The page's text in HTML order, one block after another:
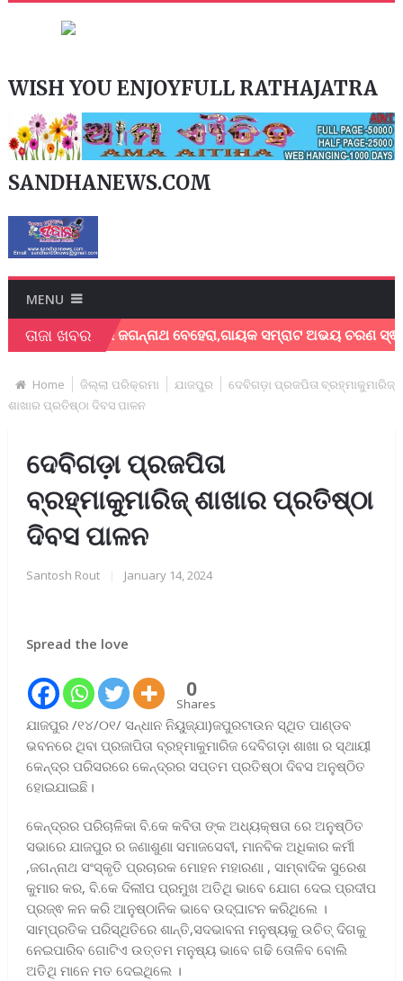
WISH YOU ENJOYFULL RATHAJATRA
SANDHANEWS.COM
MENU
ତାଜା ଖବର
ଶେଖର ଜଗନ୍ନାଥ ବେହେରା,ଗାୟକ ସମ୍ରାଟ ଅଭୟ ଚରଣ
Home ଜିଲ୍ଲା ପରିକ୍ରମା ଯାଜପୁର
ଦେବିଗଡ଼ା ପ୍ରଜପିତା ବ୍ରହ୍ମାକୁମାରିଜ୍
ଶାଖାର ପ୍ରତିଷ୍ଠା ଦିବସ ପାଳନ
ଦେବିଗଡ଼ା ପ୍ରଜପିତା
ବ୍ରହ୍ମାକୁମାରିଜ୍ ଶାଖାର ପ୍ରତିଷ୍ଠା
ଦିବସ ପାଳନ
Santosh Rout January 14, 2024
Spread the love
0
Shares
ଯାଜପୁର /୧୪/୦୧/ ସନ୍ଧାନ ନିୟୁଜ୍ଯା)ଜପୁରଟାଉନ ସ୍ଥିତ ପାଣ୍ଡବ
ଭବନରେ ଥିବା ପ୍ରଜାପିତା ବ୍ରହ୍ମାକୁମାରିଜ ଦେବିଗଡ଼ା ଶାଖା ର ସ୍ଥାୟୀ
କେନ୍ଦ୍ର ପରିସରରେ କେନ୍ଦ୍ରର ସପ୍ତମ ପ୍ରତିଷ୍ଠା ଦିବସ ଅନୁଷ୍ଠିତ
ହୋଇଯାଇଛି।
କେନ୍ଦ୍ରର ପରିଚାଳିକା ବି.କେ କବିତା ଙ୍କ ଅଧ୍ୟକ୍ଷତା ରେ ଅନୁଷ୍ଠିତ
ସଭାରେ ଯାଜପୁର ର ଜଣାଶୁଣା ସମାଜସେବୀ, ମାନବିକ ଅଧିକାର କର୍ମୀ
,ଜଗନ୍ନାଥ ସଂସ୍କୃତି ପ୍ରଚାରକ ମୋହନ ମହାରଣା , ସାମ୍ବାଦିକ ସୁରେଶ
କୁମାର କର, ବି.କେ ଦିଲୀପ ପ୍ରମୁଖ ଅତିଥି ଭାବେ ଯୋଗ ଦେଇ ପ୍ରଦୀପ
ପ୍ରଜ୍ଵ ଳନ କରି ଆନୁଷ୍ଠାନିକ ଭାବେ ଉଦ୍ଘାଟନ କରିଥିଲେ ।
ସାମ୍ପ୍ରତିକ ପରିସ୍ଥିତିରେ ଶାନ୍ତି,ସଦଭାବନା ମନୁଷ୍ୟକୁ ଉଚିତ୍ ଦିଗକୁ
ନେଇପାରିବ ଗୋଟିଏ ଉତ୍ତମ ମନୁଷ୍ୟ ଭାବେ ଗଢି ତୋଳିବ ବୋଲି
ଅତିଥି ମାନେ ମତ ଦେଇଥିଲେ ।